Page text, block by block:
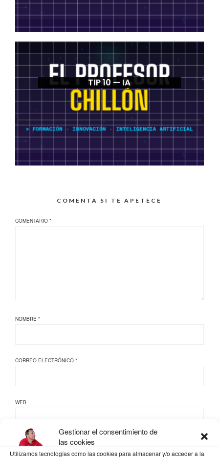
Gestionar el consentimiento de
las cookies
Utilizamos tecnologías como las cookies para almacenar y/o acceder a la
TIP 10 — IA
COMENTA SI TE APETECE
COMENTARIO*
NOMBRE*
CORREO ELECTRÓNICO*
WEB
GUARDA MI NOMBRE, CORREO ELECTRÓNICO Y WEB EN ESTE NAVEGADOR